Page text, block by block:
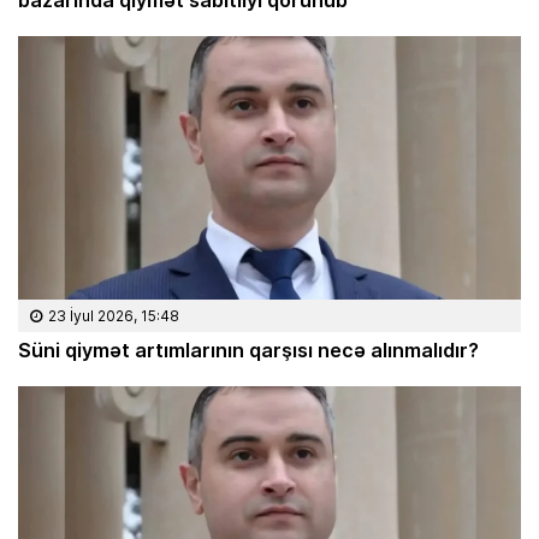
23 İyul 2026, 15:48
Süni qiymət artımlarının qarşısı necə alınmalıdır?